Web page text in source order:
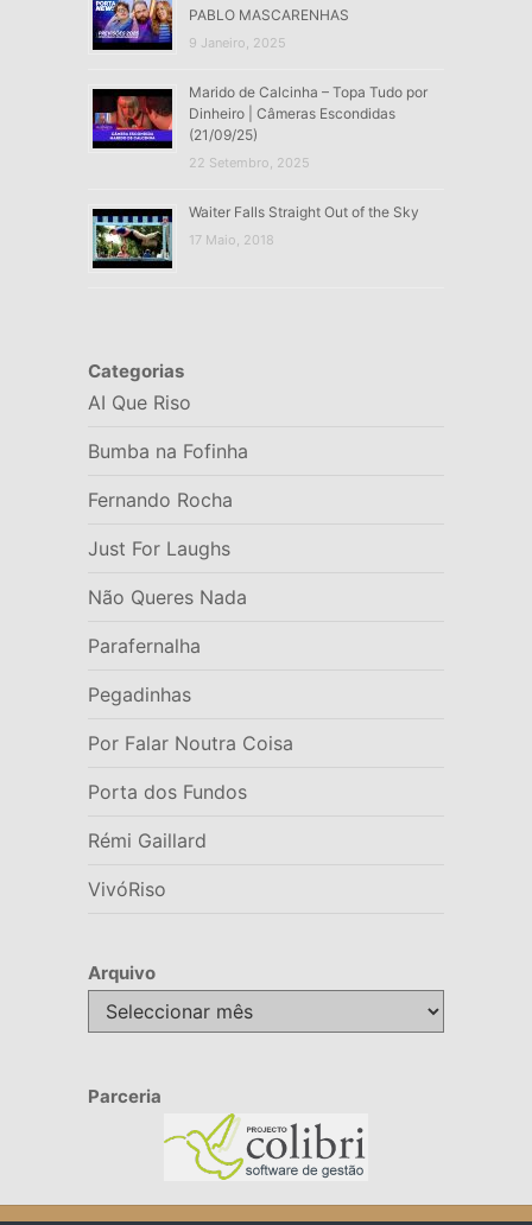
PABLO MASCARENHAS
9 Janeiro, 2025
Marido de Calcinha – Topa Tudo por
Dinheiro | Câmeras Escondidas
(21/09/25)
22 Setembro, 2025
Waiter Falls Straight Out of the Sky
17 Maio, 2018
Categorias
AI Que Riso
Bumba na Fofinha
Fernando Rocha
Just For Laughs
Não Queres Nada
Parafernalha
Pegadinhas
Por Falar Noutra Coisa
Porta dos Fundos
Rémi Gaillard
VivóRiso
Arquivo
Arquivo
Parceria